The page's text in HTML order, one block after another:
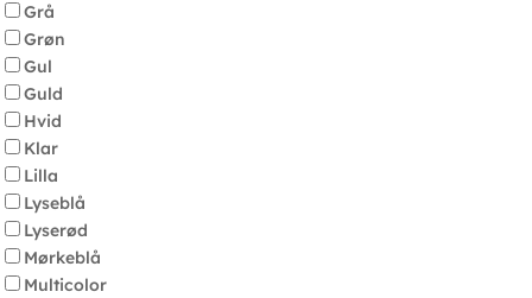
Grå
Grøn
Gul
Guld
Hvid
Klar
Lilla
Lyseblå
Lyserød
Mørkeblå
Multicolor